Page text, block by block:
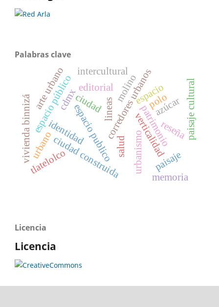
Palabras clave
verticalidad
lineas
ciudad
urbanismo
cdmx corredores urbanos
editorial
espacio publico patrimonio
ciudad construida
espacio público
tlatelolco
salud
paisaje
reseña
molino
azúcar
intercultural
urbano
paisaje cultural
polo
vivienda binnizá
espacio
identidad
arte urbano
memoria
Licencia
Licencia